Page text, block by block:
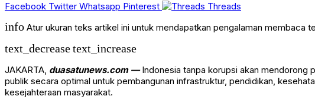
Facebook Twitter Whatsapp Pinterest Threads
info Atur ukuran teks artikel ini untuk mendapatkan pengalaman membaca
text_decreasetext_increase
JAKARTA, duasatunews.com —Indonesia tanpa korupsi akan mendorong
publik secara optimal untuk pembangunan infrastruktur, pendidikan,
kesejahteraan masyarakat.